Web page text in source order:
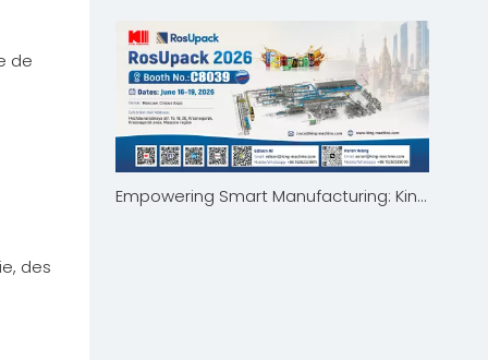
de
des
Empowering Smart Manufacturing: King Machine to Showcase at RosUpack 2026 in Moscow
Zhang